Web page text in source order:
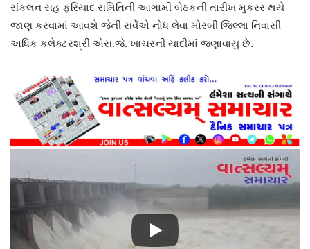
સંકલન સહ ફરિયાદ સમિતિની આગામી બેઠકની તારીખ મુકરર થયે
જાણ કરવામાં આવશે જેની સર્વેએ નોંધ લેવા મોરબી જિલ્લા નિવાસી
અધિક કલેક્ટરશ્રી એસ.જે. ખાચરની યાદીમાં જણાવાયું છે.